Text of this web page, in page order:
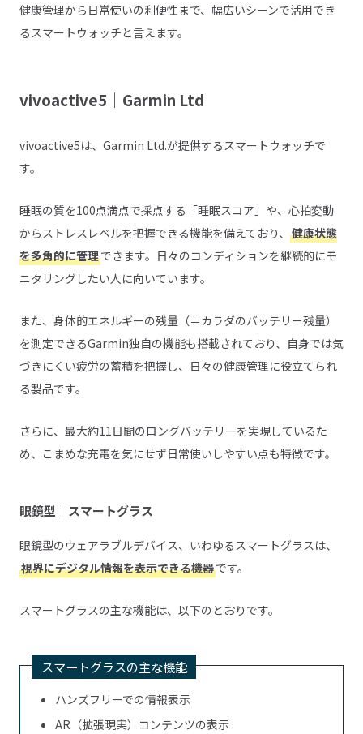
健康管理から日常使いの利便性まで、幅広いシーンで活用でき
るスマートウォッチと言えます。
vivoactive5｜Garmin Ltd
vivoactive5は、Garmin Ltd.が提供するスマートウォッチで
す。
睡眠の質を100点満点で採点する「睡眠スコア」や、心拍変動
からストレスレベルを把握できる機能を備えており、 健康状態
を多角的に管理できます。日々のコンディションを継続的にモ
ニタリングしたい人に向いています。
また、身体的エネルギーの残量（＝カラダのバッテリー残量）
を測定できるGarmin独自の機能も搭載されており、自身では気
づきにくい疲労の蓄積を把握し、日々の健康管理に役立てられ
る製品です。
さらに、最大約11日間のロングバッテリーを実現しているた
め、こまめな充電を気にせず日常使いしやすい点も特徴です。
眼鏡型｜スマートグラス
眼鏡型のウェアラブルデバイス、いわゆるスマートグラスは、
視界にデジタル情報を表示できる機器です。
スマートグラスの主な機能は、以下のとおりです。
スマートグラスの主な機能
ハンズフリーでの情報表示
AR（拡張現実）コンテンツの表示